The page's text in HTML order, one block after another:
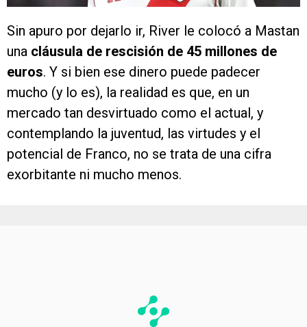
Sin apuro por dejarlo ir, River le colocó a Mastan
una cláusula de rescisión de 45 millones de
euros. Y si bien ese dinero puede padecer
mucho (y lo es), la realidad es que, en un
mercado tan desvirtuado como el actual, y
contemplando la juventud, las virtudes y el
potencial de Franco, no se trata de una cifra
exorbitante ni mucho menos.